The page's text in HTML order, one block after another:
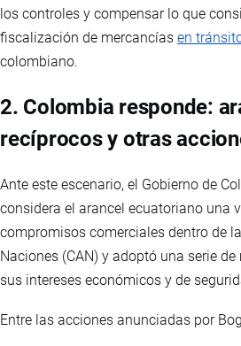
los controles y compensar lo que
fiscalización de mercancías en
colombiano.
2. Colombia responde:
recíprocos y otras
Ante este escenario, el Gobierno de
considera el arancel ecuatoriano una
compromisos comerciales dentro de la
Naciones (CAN) y adoptó una serie
sus intereses económicos y de
Entre las acciones anunciadas por